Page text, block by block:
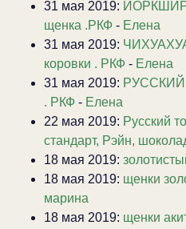
31 мая 2019:
щенка .РКФ - Елена
31 мая 2019:
коровки . РКФ - Елена
31 мая 2019: РУССКИЙ
. РКФ - Елена
22 мая 2019: Русский
стандарт, Рэйн,
18 мая 2019:
18 мая 2019: щенки
марина
18 мая 2019: щенки